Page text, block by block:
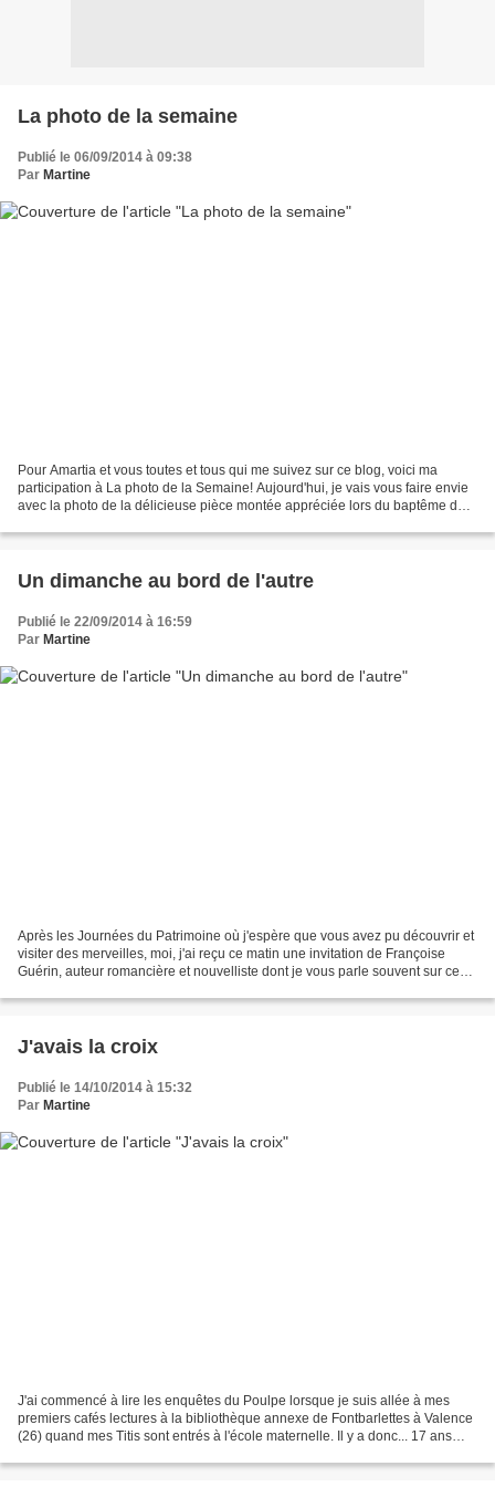
La photo de la semaine
Publié le 06/09/2014 à 09:38
Par Martine
Pour Amartia et vous toutes et tous qui me suivez sur ce blog, voici ma
participation à La photo de la Semaine! Aujourd'hui, je vais vous faire envie
avec la photo de la délicieuse pièce montée appréciée lors du baptême de
Un dimanche au bord de l'autre
Publié le 22/09/2014 à 16:59
Par Martine
Après les Journées du Patrimoine où j'espère que vous avez pu découvrir et
visiter des merveilles, moi, j'ai reçu ce matin une invitation de Françoise
Guérin, auteur romancière et nouvelliste dont je vous parle souvent sur ce
J'avais la croix
Publié le 14/10/2014 à 15:32
Par Martine
J'ai commencé à lire les enquêtes du Poulpe lorsque je suis allée à mes
premiers cafés lectures à la bibliothèque annexe de Fontbarlettes à Valence
(26) quand mes Titis sont entrés à l'école maternelle. Il y a donc... 17 ans